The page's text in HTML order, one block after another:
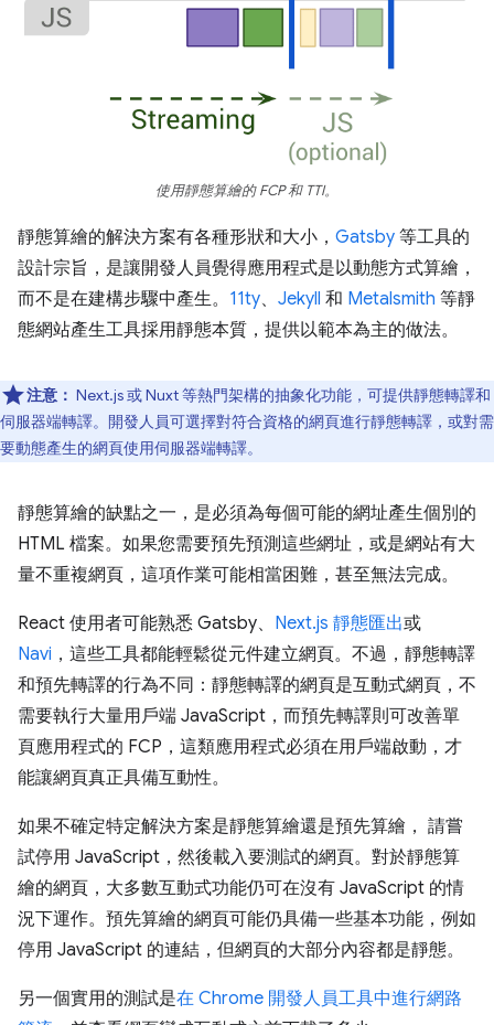
使用靜態算繪的 FCP 和 TTI。
靜態算繪的解決方案有各種形狀和大小， Gatsby 等工具的
設計宗旨，是讓開發人員覺得應用程式是以動態方式算繪，
而不是在建構步驟中產生。 11ty、 Jekyll 和 Metalsmith 等靜
態網站產生工具採用靜態本質，提供以範本為主的做法。
注意： Next.js 或 Nuxt 等熱門架構的抽象化功能，可提供靜態轉譯和
伺服器端轉譯。開發人員可選擇對符合資格的網頁進行靜態轉譯，或對需
要動態產生的網頁使用伺服器端轉譯。
靜態算繪的缺點之一，是必須為每個可能的網址產生個別的
HTML 檔案。如果您需要預先預測這些網址，或是網站有大
量不重複網頁，這項作業可能相當困難，甚至無法完成。
React 使用者可能熟悉 Gatsby、 Next.js 靜態匯出或
Navi ，這些工具都能輕鬆從元件建立網頁。不過，靜態轉譯
和預先轉譯的行為不同：靜態轉譯的網頁是互動式網頁，不
需要執行大量用戶端 JavaScript，而預先轉譯則可改善單
頁應用程式的 FCP，這類應用程式必須在用戶端啟動，才
能讓網頁真正具備互動性。
如果不確定特定解決方案是靜態算繪還是預先算繪， 請嘗
試停用 JavaScript，然後載入要測試的網頁。對於靜態算
繪的網頁，大多數互動式功能仍可在沒有 JavaScript 的情
況下運作。預先算繪的網頁可能仍具備一些基本功能，例如
停用 JavaScript 的連結，但網頁的大部分內容都是靜態。
另一個實用的測試是在 Chrome 開發人員工具中進行網路